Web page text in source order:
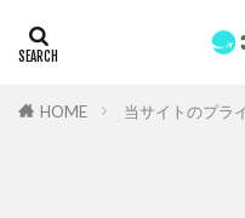
HOME 当サイトのプラ